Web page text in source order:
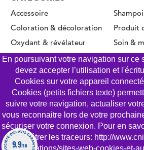
Accessoire
Coloration & décoloration
Oxydant & révélateur
Permanente & Lissage
Produit
Soin &
En poursuivant votre navigation sur ce
devez accepter l’utilisation et
Cookies sur votre appareil
Cookies (petits fichiers texte)
suivre votre navigation, actualiser
vous reconnaitre lors de votre
sécuriser votre connexion. Pour en
paramétrer les traceurs: http://
obligations/sites-web-cookies-et-
© CLICK COIFFURE 2026 -
Mentions légales
Conditions
Gestion des Cookies
9.9/10